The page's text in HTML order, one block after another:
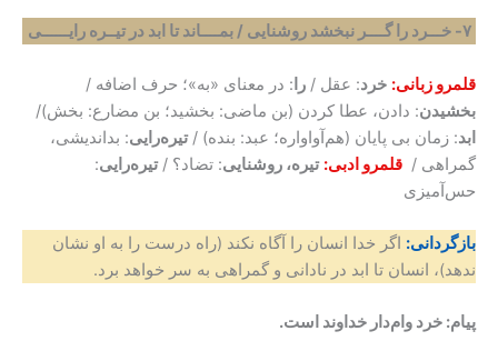
۷- خـــرد را گــــر نبخشد روشنایی / بمــــاند تا ابد در تیــره رایــــــی
قلمرو زبانی: خرد: عقل / را : در معنای «به»؛ حرف اضافه /
بخشیدن: دادن، عطا کردن (بن ماضی: بخشید؛ بن مضارع: بخش)/
ابد: زمان بی پایان (هم‌آواواره؛ عبد: بنده) /تیره‌رایی: بداندیشی،
گمراهی / قلمرو ادبی: تیره، روشنایی: تضاد؟ /تیره‌رایی:
حس‌آمیزی
بازگردانی: اگر خدا انسان را آگاه نکند (راه درست را به او نشان
ندهد)، انسان تا ابد در نادانی و گمراهی به سر خواهد برد.
پیام: خرد وام‌دار خداوند است.